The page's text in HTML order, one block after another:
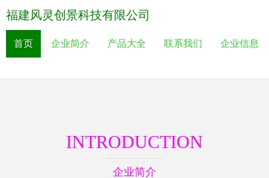
福建风灵创景科技有限公司
首页 企业简介 产品大全 联系我们 企业信息
INTRODUCTION
企业简介